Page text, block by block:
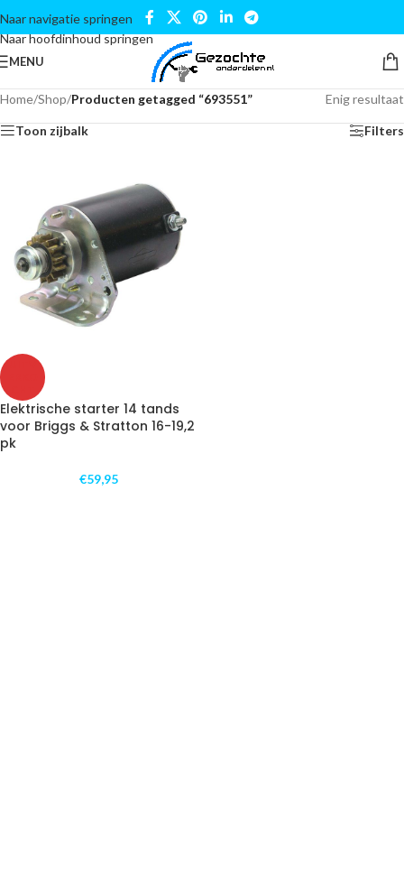
Naar navigatie springen
Naar hoofdinhoud springen
MENU
Home/Shop/Producten getagged “693551” Enig resultaat
Toon zijbalk Filters
Elektrische starter 14 tands
voor Briggs & Stratton 16-19,2
pk
€59,95